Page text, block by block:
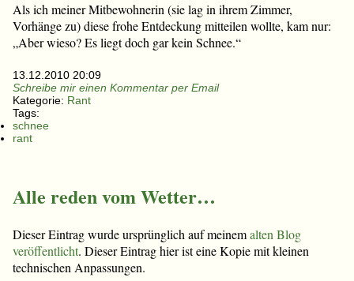
Als ich meiner Mitbewohnerin (sie lag in ihrem Zimmer,
Vorhänge zu) diese frohe Entdeckung mitteilen wollte, kam nur:
„Aber wieso? Es liegt doch gar kein Schnee.“
13.12.2010 20:09
Schreibe mir einen Kommentar per Email
Kategorie: Rant
Tags:
schnee
rant
Alle reden vom Wetter…
Dieser Eintrag wurde ursprünglich auf meinemalten Blog
veröffentlicht. Dieser Eintrag hier ist eine Kopie mit kleinen
technischen Anpassungen.